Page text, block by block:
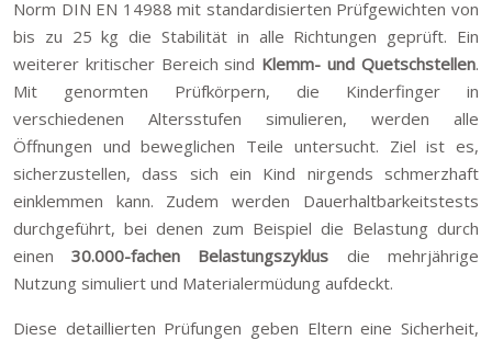
Norm DIN EN 14988 mit standardisierten Prüfgewichten von
bis zu 25 kg die Stabilität in alle Richtungen geprüft. Ein
weiterer kritischer Bereich sind Klemm- und Quetschstellen.
Mit genormten Prüfkörpern, die Kinderfinger in
verschiedenen Altersstufen simulieren, werden alle
Öffnungen und beweglichen Teile untersucht. Ziel ist es,
sicherzustellen, dass sich ein Kind nirgends schmerzhaft
einklemmen kann. Zudem werden Dauerhaltbarkeitstests
durchgeführt, bei denen zum Beispiel die Belastung durch
einen30.000-fachen Belastungszyklus die mehrjährige
Nutzung simuliert und Materialermüdung aufdeckt.
Diese detaillierten Prüfungen geben Eltern eine Sicherheit,